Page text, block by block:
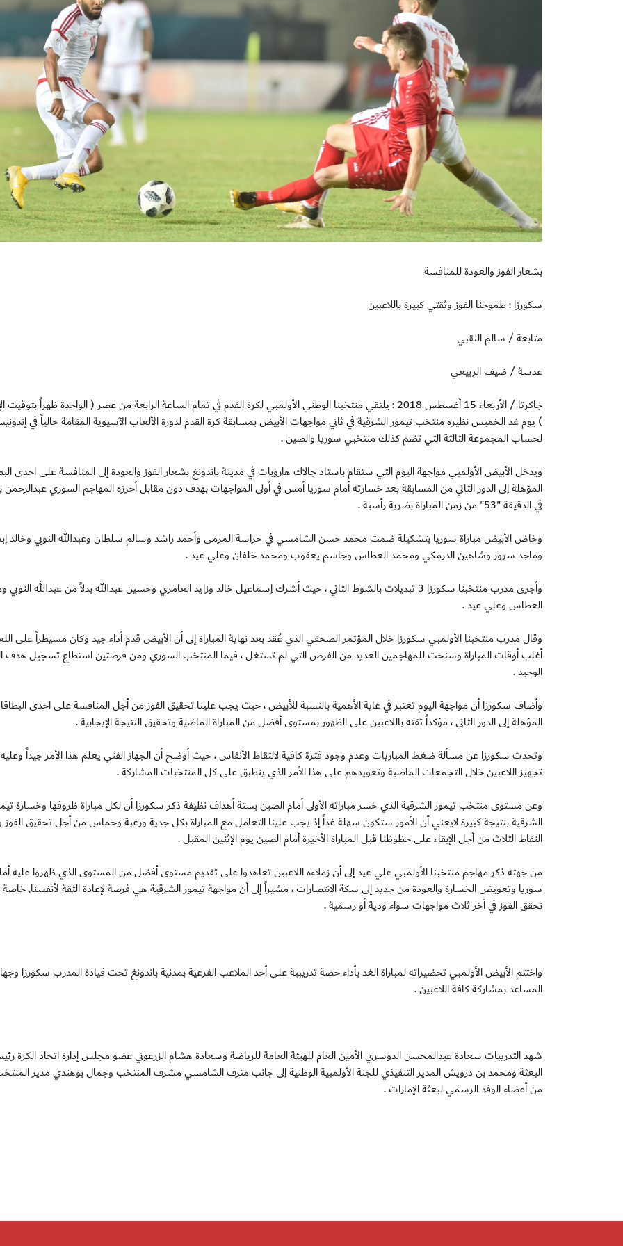
بشعار الفوز والعودة للمنافسة
سكورزا : طموحنا الفوز وثقتي كبيرة باللاعبين
متابعة / سالم النقبي
عدسة / ضيف الربيعي
جاكرتا / الأربعاء 15 أغسطس 2018 : يلتقي منتخبنا الوطني الأولمبي لكرة القدم في تمام الساعة الرابعة من عصر ( الواحدة ظهراً بتوقيت
) يوم غد الخميس نظيره منتخب تيمور الشرقية في ثاني مواجهات الأبيض بمسابقة كرة القدم لدورة الألعاب الآسيوية المقامة حالياً في
لحساب المجموعة الثالثة التي تضم كذلك منتخبي سوريا والصين .
ويدخل الأبيض الأولمبي مواجهة اليوم التي ستقام باستاد جالاك هاروبات في مدينة باندونغ بشعار الفوز والعودة إلى المنافسة على احدى
المؤهلة إلى الدور الثاني من المسابقة بعد خسارته أمام سوريا أمس في أولى المواجهات بهدف دون مقابل أحرزه المهاجم السوري
في الدقيقة "53" من زمن المباراة بضربة رأسية .
وخاض الأبيض مباراة سوريا بتشكيلة ضمت محمد حسن الشامسي في حراسة المرمى وأحمد راشد وسالم سلطان وعبدالله النوبي وخالد
وماجد سرور وشاهين الدرمكي ومحمد العطاس وجاسم يعقوب ومحمد خلفان وعلي عيد .
وأجرى مدرب منتخبنا سكورزا 3 تبديلات بالشوط الثاني ، حيث أشرك إسماعيل خالد وزايد العامري وحسين عبدالله بدلاً من عبدالله
العطاس وعلي عيد .
وقال مدرب منتخبنا الأولمبي سكورزا خلال المؤتمر الصحفي الذي عُقد بعد نهاية المباراة إلى أن الأبيض قدم أداء جيد وكان مسيطراً على
أغلب أوقات المباراة وسنحت للمهاجمين العديد من الفرص التي لم تستغل ، فيما المنتخب السوري ومن فرصتين استطاع تسجيل هدف
الوحيد .
وأضاف سكورزا أن مواجهة اليوم تعتبر في غاية الأهمية بالنسبة للأبيض ، حيث يجب علينا تحقيق الفوز من أجل المنافسة على احدى
المؤهلة إلى الدور الثاني ، مؤكداً ثقته باللاعبين على الظهور بمستوى أفضل من المباراة الماضية وتحقيق النتيجة الإيجابية .
وتحدث سكورزا عن مسألة ضغط المباريات وعدم وجود فترة كافية لالتقاط الأنفاس ، حيث أوضح أن الجهاز الفني يعلم هذا الأمر جيداً
تجهيز اللاعبين خلال التجمعات الماضية وتعويدهم على هذا الأمر الذي ينطبق على كل المنتخبات المشاركة .
وعن مستوى منتخب تيمور الشرقية الذي خسر مباراته الأولى أمام الصين بستة أهداف نظيفة ذكر سكورزا أن لكل مباراة ظروفها وخسارة
الشرقية بنتيجة كبيرة لايعني أن الأمور ستكون سهلة غداً إذ يجب علينا التعامل مع المباراة بكل جدية ورغبة وحماس من أجل تحقيق الفوز
النقاط الثلاث من أجل الإبقاء على حظوظنا قبل المباراة الأخيرة أمام الصين يوم الإثنين المقبل .
من جهته ذكر مهاجم منتخبنا الأولمبي علي عيد إلى أن زملاءه اللاعبين تعاهدوا على تقديم مستوى أفضل من المستوى الذي ظهروا عليه
سوريا وتعويض الخسارة والعودة من جديد إلى سكة الانتصارات ، مشيراً إلى أن مواجهة تيمور الشرقية هي فرصة لإعادة الثقة لأنفسنا, خاصة
نحقق الفوز في آخر ثلاث مواجهات سواء ودية أو رسمية .
واختتم الأبيض الأولمبي تحضيراته لمباراة الغد بأداء حصة تدريبية على أحد الملاعب الفرعية بمدنية باندونغ تحت قيادة المدرب سكورزا
المساعد بمشاركة كافة اللاعبين .
شهد التدريبات سعادة عبدالمحسن الدوسري الأمين العام للهيئة العامة للرياضة وسعادة هشام الزرعوني عضو مجلس إدارة اتحاد الكرة
البعثة ومحمد بن درويش المدير التنفيذي للجنة الأولمبية الوطنية إلى جانب مترف الشامسي مشرف المنتخب وجمال بوهندي مدير
من أعضاء الوفد الرسمي لبعثة الإمارات .